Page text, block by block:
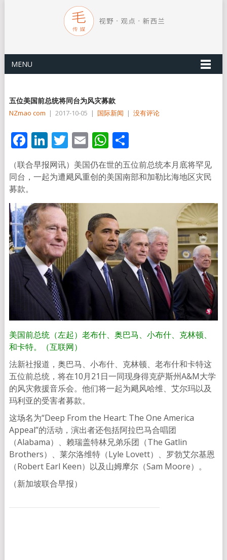
MENU
五位美国前总统将同台为风灾募款
NZmao com | 2017-10-05 | 国际新闻 | 没有评论
Facebook
LinkedIn
Twitter
EmailWhatsApp
分
享
（联合早报网讯）美国仍在世的五位前总统本月底将罕见
同台，一起为遭飓风重创的美国南部和加勒比海地区灾民
募款。
美国前总统（左起）老布什、奥巴马、小布什、克林顿、
和卡特。（互联网）
法新社报道，奥巴马、小布什、克林顿、老布什和卡特这
五位前总统，将在10月21日一同现身得克萨斯州A&M大学
的风灾救援音乐会。他们将一起为飓风哈维、艾尔玛以及
玛利亚的受害者募款。
这场名为“Deep From the Heart: The One America
Appeal”的活动，演出者还包括阿拉巴马合唱团
（Alabama）、赖瑞盖特林兄弟乐团（The Gatlin
Brothers）、莱尔洛维特（Lyle Lovett）、罗勃艾尔基恩
（Robert Earl Keen）以及山姆摩尔（Sam Moore）。
（新加坡联合早报）